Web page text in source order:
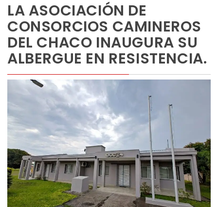
LA ASOCIACIÓN DE
CONSORCIOS CAMINEROS
DEL CHACO INAUGURA SU
ALBERGUE EN RESISTENCIA.